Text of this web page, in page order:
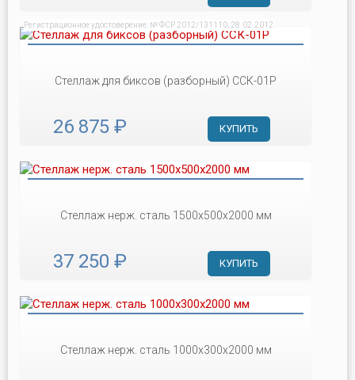
Стеллаж для биксов (разборный) ССК-01Р
Регистрационное удостоверение: № ФСР 2012/131110, 28.02.2012
26 875 ₽ КУПИТЬ
Стеллаж нерж. сталь 1500х500х2000 мм
37 250 ₽ КУПИТЬ
Стеллаж нерж. сталь 1000х300х2000 мм